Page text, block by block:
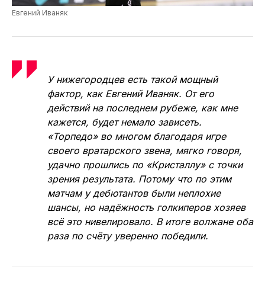
Евгений Иваняк
У нижегородцев есть такой мощный
фактор, как Евгений Иваняк. От его
действий на последнем рубеже, как мне
кажется, будет немало зависеть.
«Торпедо» во многом благодаря игре
своего вратарского звена, мягко говоря,
удачно прошлись по «Кристаллу» с точки
зрения результата. Потому что по этим
матчам у дебютантов были неплохие
шансы, но надёжность голкиперов хозяев
всё это нивелировало. В итоге волжане оба
раза по счёту уверенно победили.